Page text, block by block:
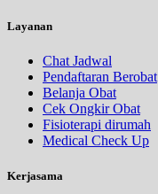
Layanan
Chat Jadwal
Pendaftaran Berobat
Belanja Obat
Cek Ongkir Obat
Fisioterapi dirumah
Medical Check Up
Kerjasama